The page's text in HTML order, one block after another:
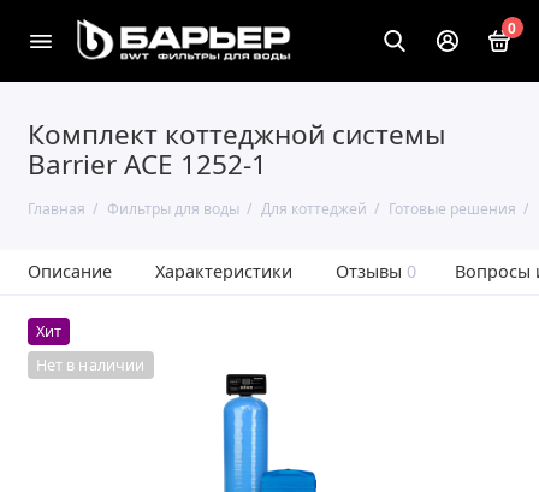
0
Комплект коттеджной системы
Barrier ACE 1252-1
Главная Фильтры для воды Для коттеджей Готовые решения
Описание Характеристики Отзывы 0 Вопросы
Хит
Нет в наличии